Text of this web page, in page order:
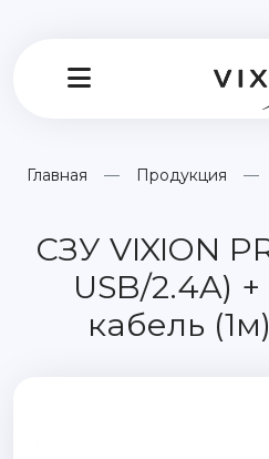
Главная Продукция
СЗУ VIXION
USB/2.4A)
кабель